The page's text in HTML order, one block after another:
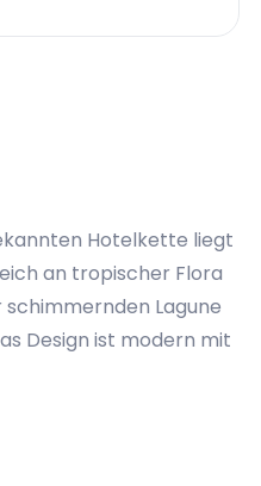
Hotelkette liegt
an tropischer Flora
schimmernden Lagune
Design ist modern mit
und Annehmlichkeiten
Kultur- und
wie auch